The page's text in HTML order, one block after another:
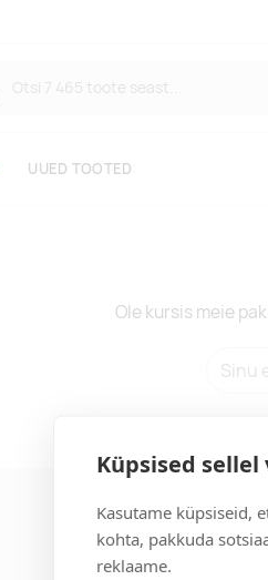
Küpsised
Kasutame küpsiseid,
kohta, pakkuda
reklaame.
UUED TOOTED
Ole kursis meie
Kiirelt leitav
Teenused